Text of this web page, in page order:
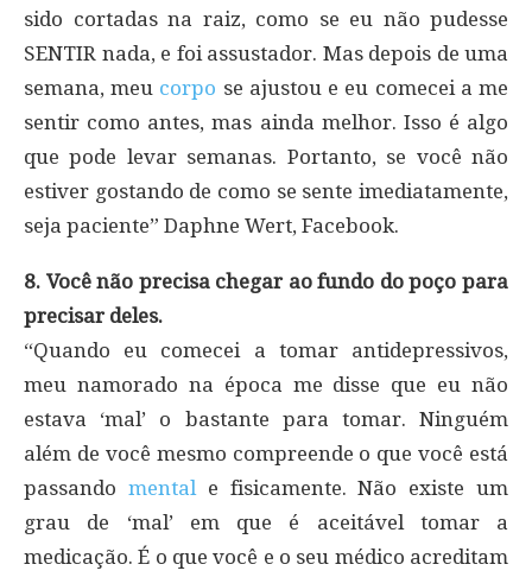
sido cortadas na raiz, como se eu não pudesse
SENTIR nada, e foi assustador. Mas depois de uma
semana, meu corpo se ajustou e eu comecei a me
sentir como antes, mas ainda melhor. Isso é algo
que pode levar semanas. Portanto, se você não
estiver gostando de como se sente imediatamente,
seja paciente” Daphne Wert, Facebook.
8. Você não precisa chegar ao fundo do poço para
precisar deles.
“Quando eu comecei a tomar antidepressivos,
meu namorado na época me disse que eu não
estava ‘mal’ o bastante para tomar. Ninguém
além de você mesmo compreende o que você está
passando mental e fisicamente. Não existe um
grau de ‘mal’ em que é aceitável tomar a
medicação. É o que você e o seu médico acreditam